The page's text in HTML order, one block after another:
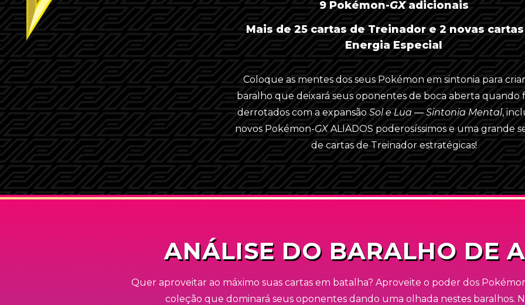
9 Pokémon-GXadicionais
Mais de 25 cartas de Treinador e 2 novas
Energia Especial
Coloque as mentes dos seus Pokémon em sintonia para
baralho que deixará seus oponentes de boca aberta quando
derrotados com a expansão Sol e Lua — Sintonia Mental,
novos Pokémon-GXALIADOS poderosíssimos e uma grande
de cartas de Treinador estratégicas!
ANÁLISE DO BARALHO DE
Quer aproveitar ao máximo suas cartas em batalha? Aproveite o poder dos
coleção que dominará seus oponentes dando uma olhada nestes baralhos.
DEUTSCHLAND
ESPAÑA
FRANCE
ITALIA
UK/IRELAND
UNITED STATES